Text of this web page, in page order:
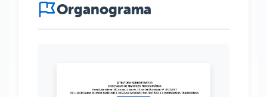
Organograma